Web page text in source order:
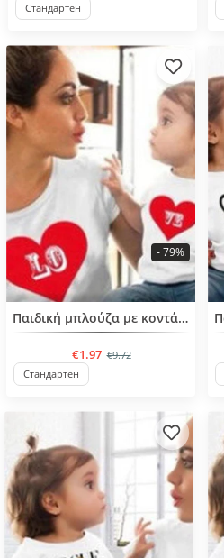
Стандартен
BESTSELLERΠαιδική μπλούζα με κοντά μανίκια για κορίτσια από 4 έως 6 ετών
€1.97 €9.72
- 79%
Стандартен